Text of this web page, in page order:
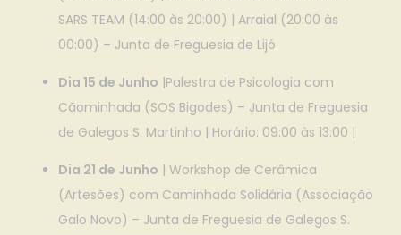
SARS TEAM (14:00 às 20:00) | Arraial (20:00 às
00:00) – Junta de Freguesia de Lijó
Dia 15 de Junho |Palestra de Psicologia com
Cãominhada (SOS Bigodes) – Junta de Freguesia
de Galegos S. Martinho | Horário: 09:00 às 13:00 |
Dia 21 de Junho | Workshop de Cerâmica
(Artesões) com Caminhada Solidária (Associação
Galo Novo) – Junta de Freguesia de Galegos S.